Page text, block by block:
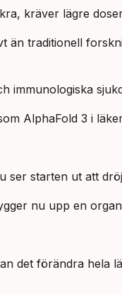
kräver lägre
än traditionell
immunologiska
AlphaFold 3 i
ser starten ut att
nu upp en
det förändra hela